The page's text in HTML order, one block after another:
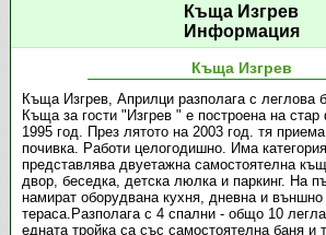
Къща Изгрев
Информация
Къща Изгрев
Къща Изгрев, Априлци разполага с леглова
Къща за гости "Изгрев " е построена на
1995 год. През лятото на 2003 год. тя
почивка. Работи целогодишно. Има
представлява двуетажна самостоятелна
двор, беседка, детска люлка и паркинг. На
намират оборудвана кухня, дневна и
тераса.Разполага с 4 спални - общо 10
едната тройка са със самостоятелна баня и